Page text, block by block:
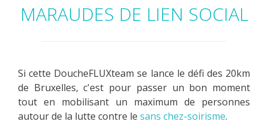
MARAUDES DE LIEN SOCIAL
Si cette DoucheFLUXteam se lance le défi des 20km
de Bruxelles, c'est pour passer un bon moment
tout en mobilisant un maximum de personnes
autour de la lutte contre le sans chez-soirisme.